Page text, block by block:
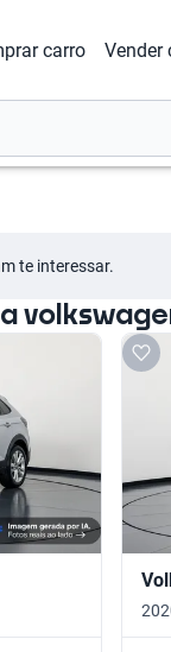
carro Vender
te interessar.